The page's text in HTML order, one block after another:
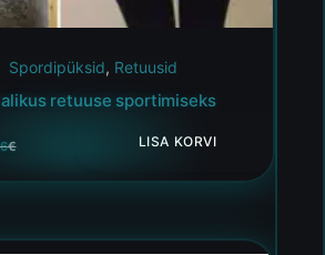
Spordipüksid, Retuusid
retuuse sportimiseks
€ LISA KORVI